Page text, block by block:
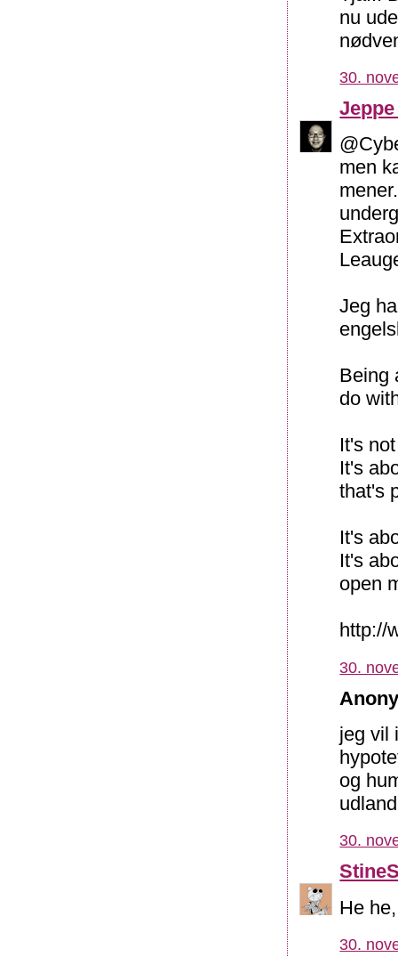
nu
30.
men
Jeg
Being
do
It's
It's
that's
It's
It's
open
http://
30.
jeg vil
og
30.
He
30.